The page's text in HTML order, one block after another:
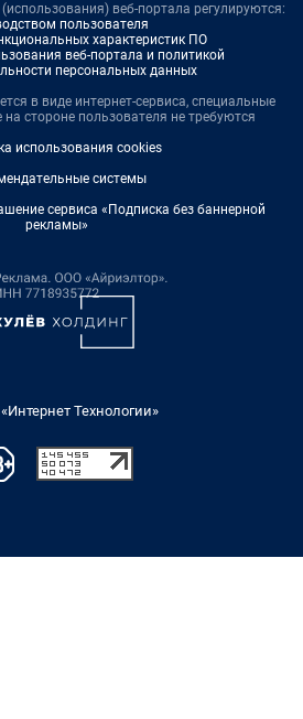
веб-портала регулируются:
пользователя
характеристик ПО
веб-портала и политикой
персональных данных
в виде интернет-сервиса, специальные
на стороне пользователя не требуются
использования cookies
системы
сервиса «Подписка без баннерной
рекламы»
Технологии»